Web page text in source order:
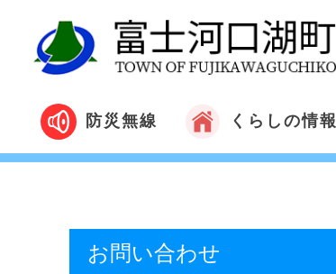
防災無線 くらしの情報
お問い合わせ